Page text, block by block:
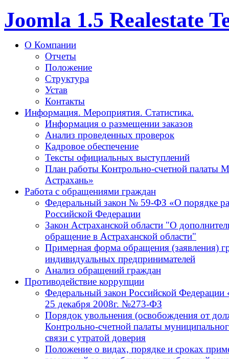
Joomla 1.5 Realestate
О Компании
Отчеты
Положение
Структура
Устав
Контакты
Информация. Мероприятия. Статистика.
Информация о размещении заказов
Анализ проведенных проверок
Кадровое обеспечение
Тексты официальных выступлений
План работы Контрольно-счетной палаты
Астрахань»
Работа с обращениями граждан
Федеральный закон № 59-ФЗ «О порядке
Российской Федерации
Закон Астраханской области "О
обращение в Астраханской области"
Примерная форма обращения (заявления)
индивидуальных предпринимателей
Анализ обращений граждан
Противодействие коррупции
Федеральный закон Российской
25 декабря 2008г. №273-ФЗ
Порядок увольнения (освобождения от
Контрольно-счетной палаты
связи с утратой доверия
Положение о видах, порядке и сроках